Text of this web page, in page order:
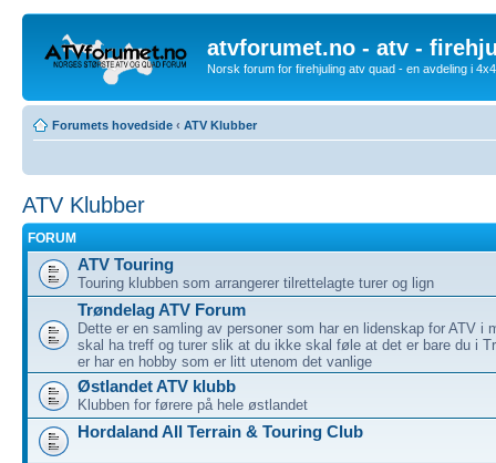
atvforumet.no - atv -
Norsk forum for firehjuling atv quad - en avdeling i
Forumets hovedside ‹ ATV Klubber
ATV Klubber
FORUM
ATV Touring
Touring klubben som arrangerer tilrettelagte turer og lign
Trøndelag ATV Forum
Dette er en samling av personer som har en lidenskap for ATV i
skal ha treff og turer slik at du ikke skal føle at det er bare du i
er har en hobby som er litt utenom det vanlige
Østlandet ATV klubb
Klubben for førere på hele østlandet
Hordaland All Terrain & Touring Club